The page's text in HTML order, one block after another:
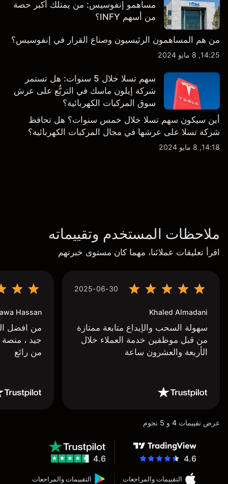
مساهمو إنفوسيس: من يمتلك أكبر حصة
من أسهم INFY؟
من هم المساهمون الرئيسيون وصناع القرار في إنفوسيس؟
14:25, 8 مايو 2024
سهم تسلا خلال 5 سنوات: هل تستمر
شركة إيلون ماسك في التربُّع على عرش
سوق المركبات الكهربائية؟
أين سيكون سهم تسلا خلال خمس سنوات؟ هل تحافظ
شركة تسلا على عرشها في مجال المركبات الكهربائية؟
14:18, 8 مايو 2024
ملاحظات المستخدم وتقييماته
اقرأ تعليقات عملائنا، مهما كان مستوى خبرتهم
2025-06-30
Khaled Almadani
سهولة السحب والإيداع متابعة ممتازة
من قبل موظفين خدمة العملاء خلال
الأربعة والعشرون ساعة
Hassan
من افضل
جيد ،
من رائع
عرض تقييمات 4 و 5 نجوم
4.6
التقييمات والمراجعات التقييمات والمراجعات
4.6